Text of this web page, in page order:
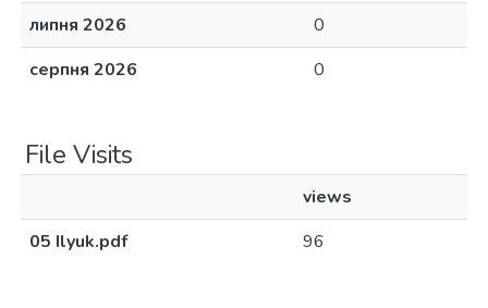
липня 2026
0
серпня 2026
0
File Visits
views
05 Ilyuk.pdf
96